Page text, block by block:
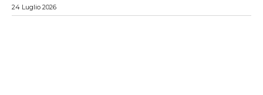
24 Luglio 2026